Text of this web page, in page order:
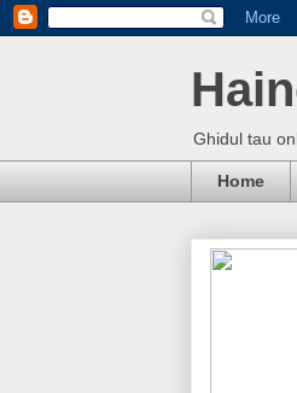
Ghidul tau
Home